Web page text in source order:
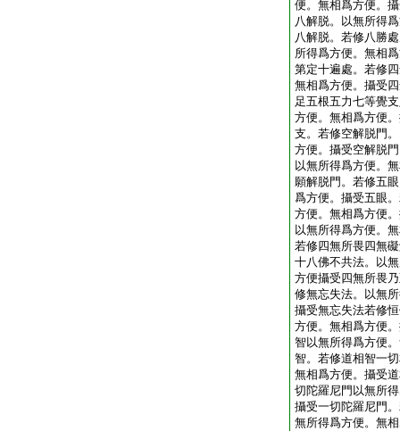
便。無相爲方便。
八解脱。以無所得
八解脱。若修八勝
所得爲方便。無相
第定十遍處。若修
無相爲方便。攝受
足五根五力七等覺
方便。無相爲方便
支。若修空解脱門
方便。攝受空解脱
以無所得爲方便。
願解脱門。若修五
爲方便。攝受五眼
方便。無相爲方便
以無所得爲方便。
若修四無所畏四無
十八佛不共法。以
方便攝受四無所畏
修無忘失法。以無
攝受無忘失法若修
方便。無相爲方便
智以無所得爲方便
智。若修道相智一
無相爲方便。攝受
切陀羅尼門以無所
攝受一切陀羅尼門
無所得爲方便。無